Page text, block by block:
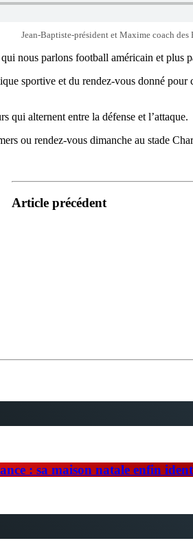
Jean-Baptiste-président et Maxime coach des
nous parlons football américain et plus
sportive et du rendez-vous donné
qui alternent entre la défense et l’attaque.
ou rendez-vous dimanche au stade
Article précédent
: sa maison natale enfin